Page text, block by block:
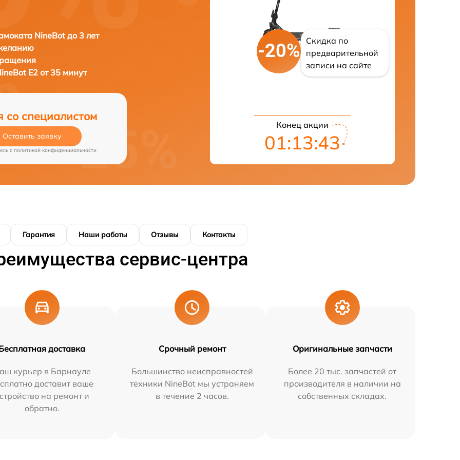
NineBot до 3 лет
E2 от 35 минут
со специалистом
Оставить заявку
c политикой конфиденциальности
-20%
Скидка по
предварительной
записи на сайте
Конец акции
01:13:42
Гарантия Наши работы Отзывы Контакты
сервис-центра
доставка
курьер в Барнауле
доставит ваше
на ремонт и
обратно.
Срочный ремонт
Большинство неисправностей
техники NineBot мы устраняем
в течение 2 часов.
Оригинальные запчасти
Более 20 тыс. запчастей от
производителя в наличии на
собственных складах.